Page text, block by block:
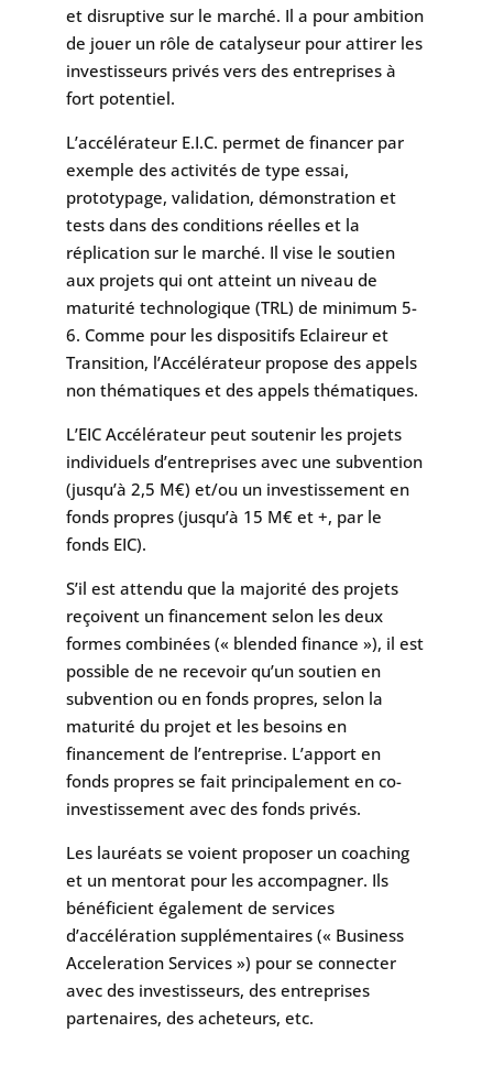
et disruptive sur le marché. Il a pour ambition
de jouer un rôle de catalyseur pour attirer les
investisseurs privés vers des entreprises à
fort potentiel.
L’accélérateur E.I.C. permet de financer par
exemple des activités de type essai,
prototypage, validation, démonstration et
tests dans des conditions réelles et la
réplication sur le marché. Il vise le soutien
aux projets qui ont atteint un niveau de
maturité technologique (TRL) de minimum 5-
6. Comme pour les dispositifs Eclaireur et
Transition, l’Accélérateur propose des appels
non thématiques et des appels thématiques.
L’EIC Accélérateur peut soutenir les projets
individuels d’entreprises avec une subvention
(jusqu’à 2,5 M€) et/ou un investissement en
fonds propres (jusqu’à 15 M€ et +, par le
fonds EIC).
S’il est attendu que la majorité des projets
reçoivent un financement selon les deux
formes combinées (« blended finance »), il est
possible de ne recevoir qu’un soutien en
subvention ou en fonds propres, selon la
maturité du projet et les besoins en
financement de l’entreprise. L’apport en
fonds propres se fait principalement en co-
investissement avec des fonds privés.
Les lauréats se voient proposer un coaching
et un mentorat pour les accompagner. Ils
bénéficient également de services
d’accélération supplémentaires (« Business
Acceleration Services ») pour se connecter
avec des investisseurs, des entreprises
partenaires, des acheteurs, etc.